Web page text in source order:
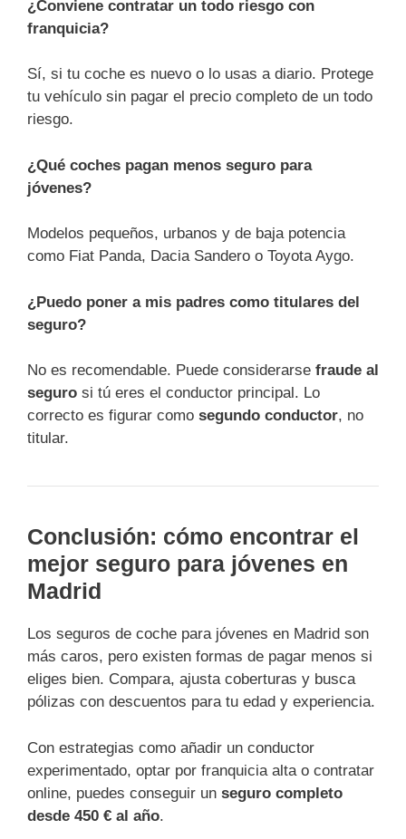
¿Conviene contratar un todo riesgo con
franquicia?
Sí, si tu coche es nuevo o lo usas a diario. Protege
tu vehículo sin pagar el precio completo de un todo
riesgo.
¿Qué coches pagan menos seguro para
jóvenes?
Modelos pequeños, urbanos y de baja potencia
como Fiat Panda, Dacia Sandero o Toyota Aygo.
¿Puedo poner a mis padres como titulares del
seguro?
No es recomendable. Puede considerarse fraude al
seguro si tú eres el conductor principal. Lo
correcto es figurar como segundo conductor, no
titular.
Conclusión: cómo encontrar el
mejor seguro para jóvenes en
Madrid
Los seguros de coche para jóvenes en Madrid son
más caros, pero existen formas de pagar menos si
eliges bien. Compara, ajusta coberturas y busca
pólizas con descuentos para tu edad y experiencia.
Con estrategias como añadir un conductor
experimentado, optar por franquicia alta o contratar
online, puedes conseguir un seguro completo
desde 450 € al año.